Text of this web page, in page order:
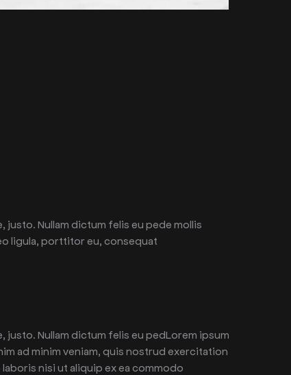
Nullam dictum felis eu pede mollis
ligula, porttitor eu, consequat
Nullam dictum felis eu pedLorem ipsum
ad minim veniam, quis nostrud exercitation
nisi ut aliquip ex ea commodo